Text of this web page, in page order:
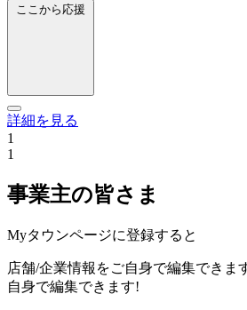
ここから応援
詳細を見る
1
1
事業主の皆さま
Myタウンページに登録すると
店舗/企業情報をご自身で編集できま
自身で編集できます!